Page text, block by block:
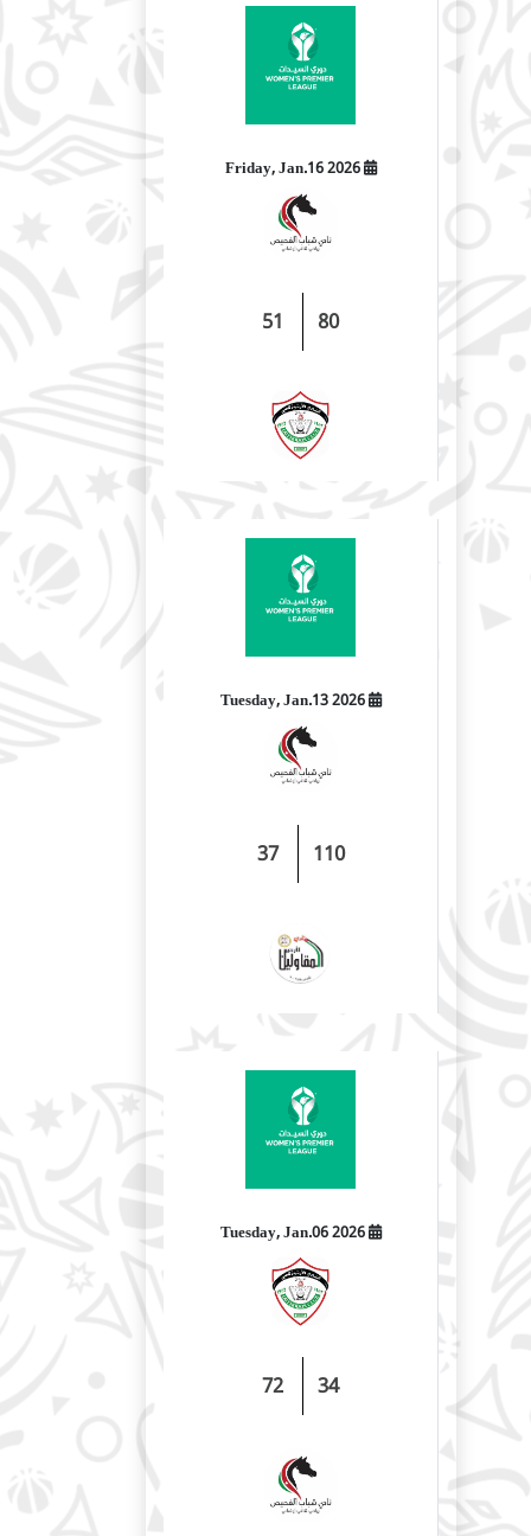
2026 Friday, Jan.16
80
51
2026 Tuesday, Jan.13
110
37
2026 Tuesday, Jan.06
34
72